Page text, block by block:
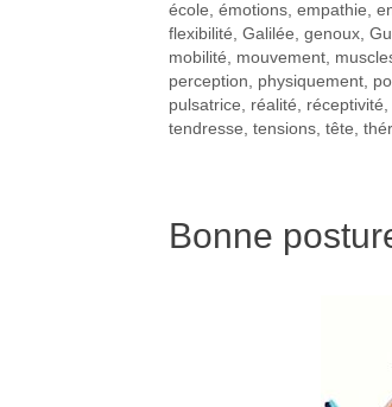
école, émotions, empathie,
flexibilité, Galilée, genoux,
mobilité, mouvement,
perception, physiquement,
pulsatrice, réalité, réceptivité,
tendresse, tensions, tête,
Bonne